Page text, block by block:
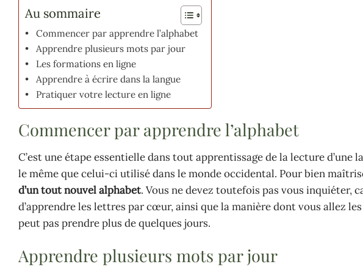
Au sommaire
Commencer par apprendre l’alphabet
Apprendre plusieurs mots par jour
Les formations en ligne
Apprendre à écrire dans la langue
Pratiquer votre lecture en ligne
Commencer par apprendre l’alphabet
C’est une étape essentielle dans tout apprentissage de la lecture d’une
le même que celui-ci utilisé dans le monde occidental. Pour bien
d’un tout nouvel alphabet. Vous ne devez toutefois pas vous inquiéter,
d’apprendre les lettres par cœur, ainsi que la manière dont vous allez
peut pas prendre plus de quelques jours.
Apprendre plusieurs mots par jour